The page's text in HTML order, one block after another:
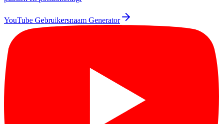
YouTube Gebruikersnaam Generator